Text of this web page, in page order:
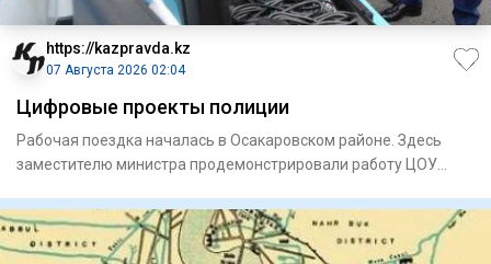
https://kazpravda.kz
07 Августа 2026 02:04
Цифровые проекты полиции
Рабочая поездка началась в Осакаровском районе. Здесь
замес­тителю министра продемонстрировали работу ЦОУ